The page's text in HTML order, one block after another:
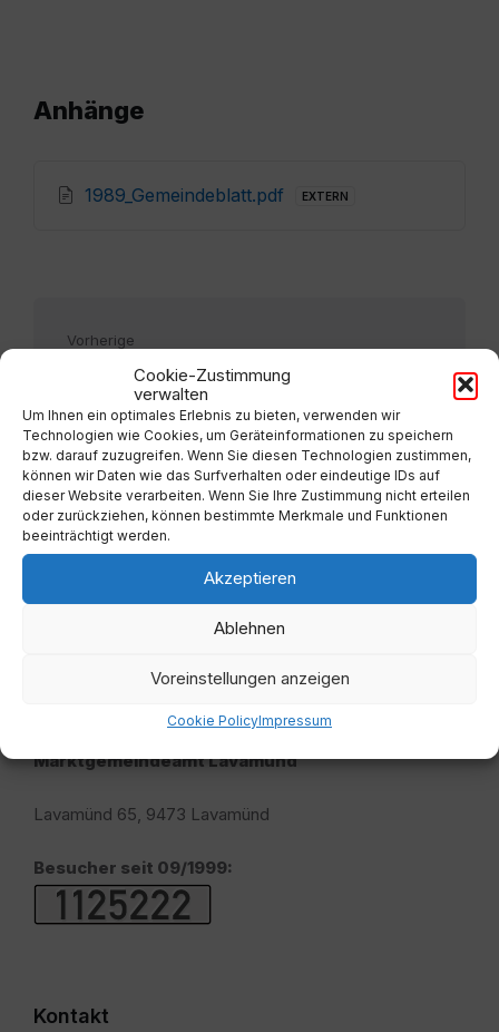
Cookie-Zustimmung
verwalten
Um Ihnen ein optimales Erlebnis zu bieten, verwenden wir
Technologien wie Cookies, um Geräteinformationen zu speichern
bzw. darauf zuzugreifen. Wenn Sie diesen Technologien zustimmen,
können wir Daten wie das Surfverhalten oder eindeutige IDs auf
dieser Website verarbeiten. Wenn Sie Ihre Zustimmung nicht erteilen
oder zurückziehen, können bestimmte Merkmale und Funktionen
beeinträchtigt werden.
Akzeptieren
Ablehnen
Voreinstellungen anzeigen
Cookie PolicyImpressum
Anhänge
1989_Gemeindeblatt.pdf EXTERN
Vorherige
Nächste
Ausgabe 4
Marktgemeindeamt Lavamünd
Lavamünd 65, 9473 Lavamünd
Besucher seit 09/1999:
Kontakt